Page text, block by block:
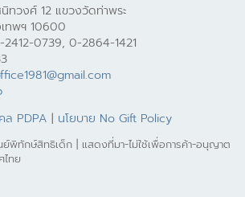
วงศ์ 12 แขวงวัดท่าพระ
ทพฯ 10600
2412-0739, 0-2864-1421
ล PDPA | นโยบาย No Gift Policy
ทักษ์สิทธิเด็ก | แสดงที่มา-ไม่ใช้เพื่อการค้า-อนุญาต
ไทย